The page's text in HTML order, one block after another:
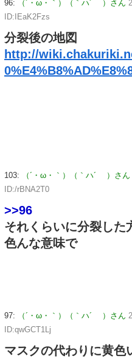
96: （´・ω・｀）（｀ハ´ ）さん
ID:IEaK2Fzs
分裂後の地図
http://
103: （´・ω・｀）（｀ハ´ ）さん
ID:/rBNA2T0
>>96
それくらいに分裂した
色んな意味で
97: （´・ω・｀）（｀ハ´ ）さん
ID:qwGCT1Lj
マスクの代わりに黄色